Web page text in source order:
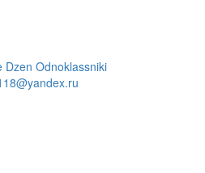
Dzen Odnoklassniki